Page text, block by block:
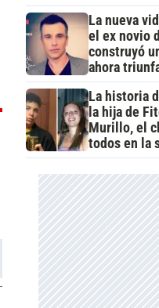
La nueva
el ex novio
construyó
ahora
La historia
la hija de
Murillo, el
todos en la